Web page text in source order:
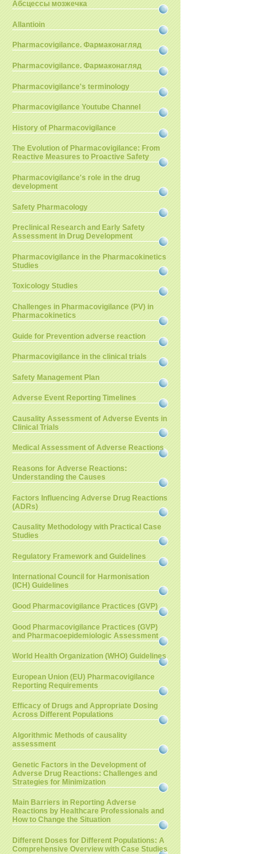
Абсцессы мозжечка
Allantioin
Pharmacovigilance. Фармаконагляд
Pharmacovigilance. Фармаконагляд
Pharmacovigilance's terminology
Pharmacovigilance Youtube Channel
History of Pharmacovigilance
The Evolution of Pharmacovigilance: From
Reactive Measures to Proactive Safety
Pharmacovigilance's role in the drug
development
Safety Pharmacology
Preclinical Research and Early Safety
Assessment in Drug Development
Pharmacovigilance in the Pharmacokinetics
Studies
Toxicology Studies
Challenges in Pharmacovigilance (PV) in
Pharmacokinetics
Guide for Prevention adverse reaction
Pharmacovigilance in the clinical trials
Safety Management Plan
Adverse Event Reporting Timelines
Causality Assessment of Adverse Events in
Clinical Trials
Medical Assessment of Adverse Reactions
Reasons for Adverse Reactions:
Understanding the Causes
Factors Influencing Adverse Drug Reactions
(ADRs)
Causality Methodology with Practical Case
Studies
Regulatory Framework and Guidelines
International Council for Harmonisation
(ICH) Guidelines
Good Pharmacovigilance Practices (GVP)
Good Pharmacovigilance Practices (GVP)
and Pharmacoepidemiologic Assessment
World Health Organization (WHO) Guidelines
European Union (EU) Pharmacovigilance
Reporting Requirements
Efficacy of Drugs and Appropriate Dosing
Across Different Populations
Algorithmic Methods of causality
assessment
Genetic Factors in the Development of
Adverse Drug Reactions: Challenges and
Strategies for Minimization
Main Barriers in Reporting Adverse
Reactions by Healthcare Professionals and
How to Change the Situation
Different Doses for Different Populations: A
Comprehensive Overview with Case Studies